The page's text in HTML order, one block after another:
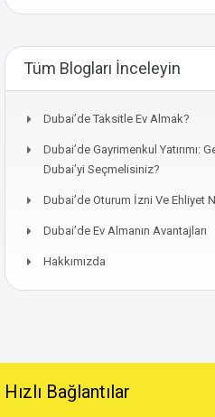
Tüm Blogları İnceleyin
Dubai’de Taksitle Ev Almak?
Dubai’de Gayrimenkul Yatırımı:
Dubai’yi Seçmelisiniz?
Dubai’de Oturum İzni Ve Ehliyet
Dubai’de Ev Almanın Avantajları
Hakkımızda
Hızlı Bağlantılar